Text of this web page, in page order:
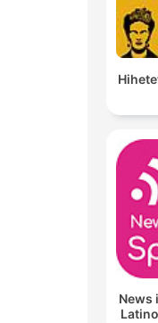
News